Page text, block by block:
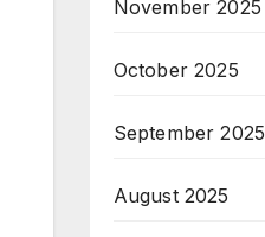
November 2025
October 2025
September 2025
August 2025